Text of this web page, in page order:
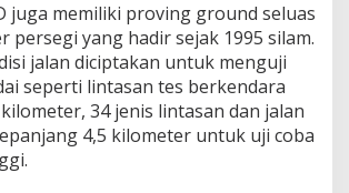
juga memiliki proving ground seluas
persegi yang hadir sejak 1995 silam.
jalan diciptakan untuk menguji
seperti lintasan tes berkendara
34 jenis lintasan dan jalan
4,5 kilometer untuk uji coba